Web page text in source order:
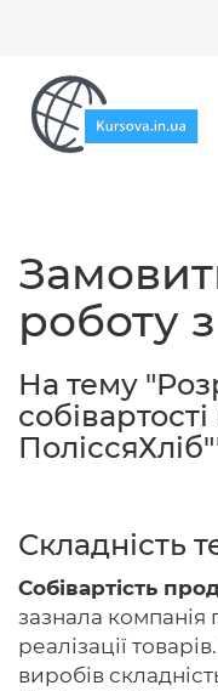
роботу
На тему
Складність
Собівартість
зазнала компанія
реалізації
виробів